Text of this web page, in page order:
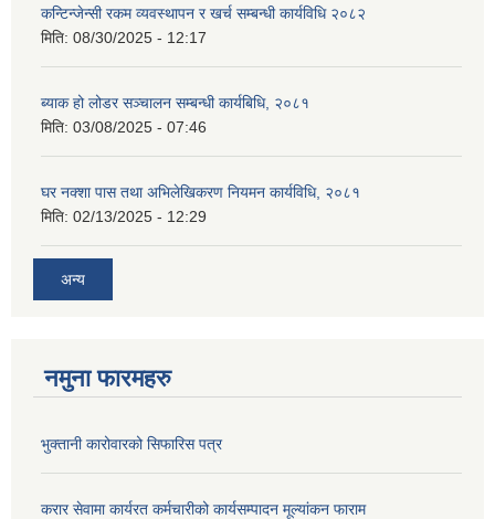
कन्टिन्जेन्सी रकम व्यवस्थापन र खर्च सम्बन्धी कार्यविधि २०८२
मिति: 08/30/2025 - 12:17
ब्याक हो लोडर सञ्चालन सम्बन्धी कार्यबिधि, २०८१
मिति: 03/08/2025 - 07:46
घर नक्शा पास तथा अभिलेखिकरण नियमन कार्यविधि, २०८१
मिति: 02/13/2025 - 12:29
अन्य
नमुना फारमहरु
भुक्तानी कारोवारको सिफारिस पत्र
करार सेवामा कार्यरत कर्मचारीको कार्यसम्पादन मूल्यांकन फाराम